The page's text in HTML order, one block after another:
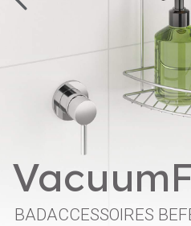
Brush-Up
EIN SYSTEM.